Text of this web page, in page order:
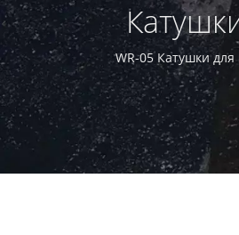
Wreck,
WR-05 Катушки